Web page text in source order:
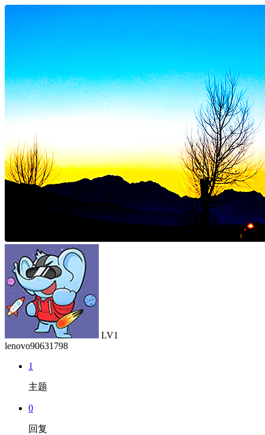
LV1
lenovo90631798
1
主题
0
回复